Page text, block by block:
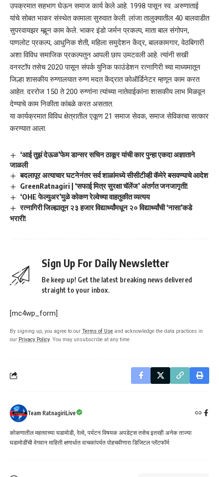
उपक्रमात सहभाग घेऊन समाज कार्य केले आहे. 1998 पासून स्व. अरुणाताई
यांचे सोबत भाकर संस्थेत कामाला सुरुवात केली. लांजा तालुक्यातील 40 बालवाडीत
सुपरवायझर म्ह्णून काम केले. भाकर इंडो जर्मन प्रकल्प, माता बाल संगोपन,
पाणलोट प्रकल्प, आधुनिक शेती, महिला समुदेशन केंद्र, बालकामगार, वेठबिगारी
अशा विविध समाजिक प्रकल्पतुन आपली छाप उमटवली आहे. त्यांनी सखी
वनस्टॉप तसेच 2020 पासून संपर्क युनिक फाउंडेशन रत्नागिरी च्या माध्यमातून
जिल्हा शासकीय रुग्णालयात रुग्ण मदत केंद्रात कोऑर्डिनेटर म्हणून काम करत
आहेत. दररोज 150 ते 200 रुग्णांना त्यांच्या नातेवाईकांना शासकीय लाभ मिळवून
देण्याचे काम निकीता कांबळे करत असतात.
या कार्यक्रमात विविध क्षेत्रातील एकूण 21 समाज सेवक, समाज सेविकाचा सत्कार
करण्यात आला.
‘आई तुझं देऊळ’फेम डान्सर सचिन ठाकूर यांची कार पुन्हा एकदा अज्ञाताने
जाळली
बदलापूर अत्याचार घटनेनंतर सर्व शाळांमध्ये सीसीटीव्ही कॅमेरे बसवण्याचे आदेश
GreenRatnagiri | ‘सफाई मित्र सुरक्षा चॅलेंज’ अंतर्गत जनजागृती!
‘OHE फेल्युअर’मुळे कोकण रेल्वेच्या वाहतुकीत व्यत्यय
रत्नागिरी जिल्ह्यातून २३ हजार विद्यार्थ्यांमधून २० विद्यार्थ्यांची ‘नासा’कडे
भरारी!
Sign Up For Daily Newsletter
Be keep up! Get the latest breaking news delivered
straight to your inbox.
[mc4wp_form]
By signing up, you agree to our Terms of Use and acknowledge the data practices in
our Privacy Policy. You may unsubscribe at any time.
Team RatnagiriLive
कोकणातील महत्वाच्या घडामोडी, रेल्वे, पर्यटन विषयक अपडेट्स तसेच इतरही अनेक ताज्या
घडामोडींची वेगवान माहिती क्षणार्धात वाचकांपर्यत पोहचवीणारा डिजिटल प्लॅटफॉर्म